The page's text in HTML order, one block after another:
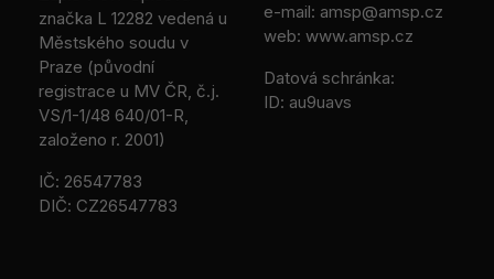
značka L 12282 vedená u
Městského soudu v
Praze (původní
registrace u MV ČR, č.j.
VS/1-1/48 640/01-R,
založeno r. 2001)
IČ: 26547783
DIČ: CZ26547783
e-mail: amsp@amsp.cz
web: www.amsp.cz
Datová schránka:
ID: au9uavs